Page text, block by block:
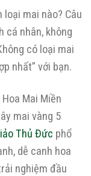
mai nào? Câu
cá nhân, không
có loại mai
nhất” với bạn.
Mai Miền
mai vàng 5
Thủ Đức phổ
dễ canh hoa
nghiệm đầu